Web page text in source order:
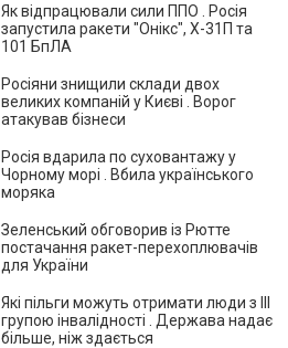
Як відпрацювали сили ППО . Росія
запустила ракети "Онікс", Х-31П та
101 БпЛА
Росіяни знищили склади двох
великих компаній у Києві . Ворог
атакував бізнеси
Росія вдарила по суховантажу у
Чорному морі . Вбила українського
моряка
Зеленський обговорив із Рютте
постачання ракет-перехоплювачів
для України
Які пільги можуть отримати люди з III
групою інвалідності . Держава надає
більше, ніж здається